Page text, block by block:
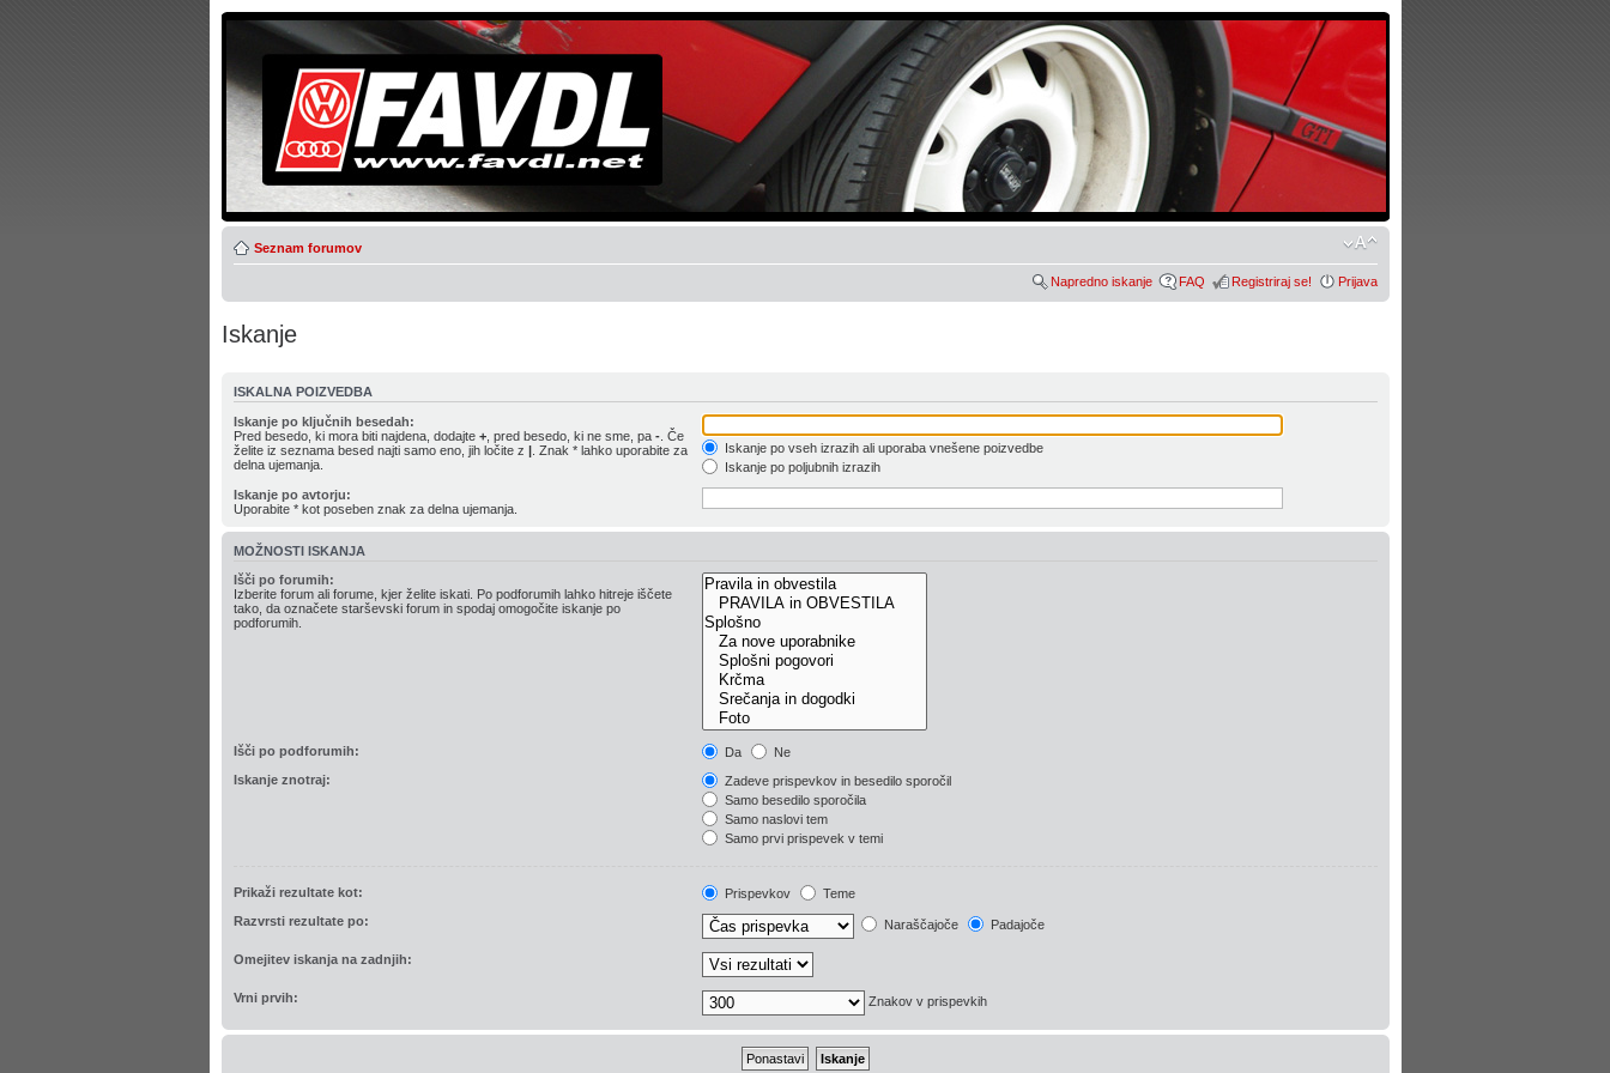
Seznam forumov
Napredno iskanje FAQ Registriraj se! Prijava
Iskanje
ISKALNA POIZVEDBA
Iskanje po ključnih besedah:
Pred besedo, ki mora biti najdena, dodajte +, pred besedo, ki ne sme, pa -. Če
želite iz seznama besed najti samo eno, jih ločite z |. Znak * lahko uporabite za
delna ujemanja.
Iskanje po vseh izrazih ali uporaba vnešene poizvedbe
Iskanje po poljubnih izrazih
Iskanje po avtorju:
Uporabite * kot poseben znak za delna ujemanja.
MOŽNOSTI ISKANJA
Išči po forumih:
Izberite forum ali forume, kjer želite iskati. Po podforumih lahko hitreje iščete
tako, da označete starševski forum in spodaj omogočite iskanje po
podforumih.
Išči po podforumih: Da
Ne
Iskanje znotraj:
Zadeve prispevkov in besedilo sporočil
Samo besedilo sporočila
Samo naslovi tem
Samo prvi prispevek v temi
Prikaži rezultate kot: Prispevkov
Teme
Razvrsti rezultate po:
Naraščajoče Padajoče
Omejitev iskanja na zadnjih:
Vrni prvih: Znakov v prispevkih